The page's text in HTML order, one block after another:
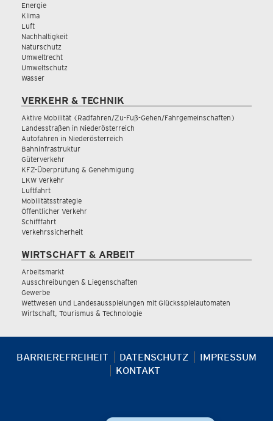
Energie
Klima
Luft
Nachhaltigkeit
Naturschutz
Umweltrecht
Umweltschutz
Wasser
VERKEHR & TECHNIK
Aktive Mobilität (Radfahren/Zu-Fuß-Gehen/Fahrgemeinschaften)
Landesstraßen in Niederösterreich
Autofahren in Niederösterreich
Bahninfrastruktur
Güterverkehr
KFZ-Überprüfung & Genehmigung
LKW Verkehr
Luftfahrt
Mobilitätsstrategie
Öffentlicher Verkehr
Schifffahrt
Verkehrssicherheit
WIRTSCHAFT & ARBEIT
Arbeitsmarkt
Ausschreibungen & Liegenschaften
Gewerbe
Wettwesen und Landesausspielungen mit Glücksspielautomaten
Wirtschaft, Tourismus & Technologie
BARRIEREFREIHEIT DATENSCHUTZ
IMPRESSUM
KONTAKT